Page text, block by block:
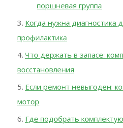
поршневая группа
Когда нужна диагностика
профилактика
Что держать в запасе:
восстановления
Если ремонт невыгоден:
мотор
Где подобрать